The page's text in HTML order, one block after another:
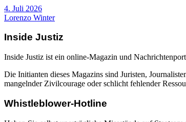
4. Juli 2026
Lorenzo Winter
Inside Justiz
Inside Justiz ist ein online-Magazin und
Die Initianten dieses Magazins sind Juristen,
mangelnder Zivilcourage oder schlicht fehlender
Whistleblower-Hotline